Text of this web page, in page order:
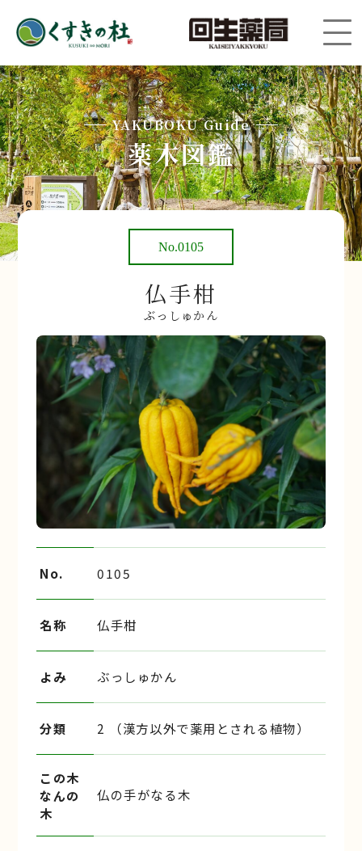
YAKUBOKU Guide
薬木図鑑
No.0105
仏手柑
ぶっしゅかん
No. 0105
名称 仏手柑
よみ ぶっしゅかん
分類 2 （漢方以外で薬用とされる植物）
この木
なんの
木
仏の手がなる木